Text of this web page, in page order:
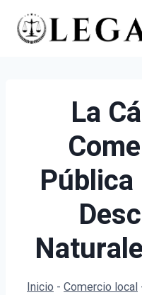
Saltar
La
Pública
Inicio - Comercio local